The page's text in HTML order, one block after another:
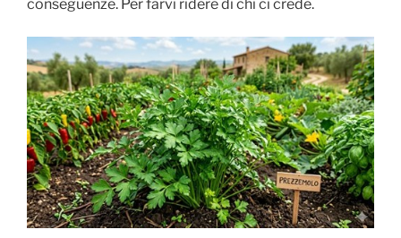
conseguenze. Per farvi ridere di chi ci crede.